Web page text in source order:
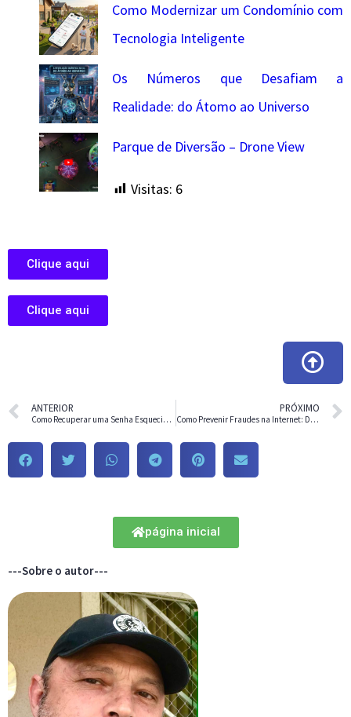
Como Modernizar um Condomínio com
Tecnologia Inteligente
Os Números que Desafiam a
Realidade: do Átomo ao Universo
Parque de Diversão – Drone View
Visitas: 6
Clique aqui
Clique aqui
ANTERIOR
Como Recuperar uma Senha Esquecida do Google
PRÓXIMO
Como Prevenir Fraudes na Internet: Dicas para uma Navegação Segura
página inicial
---Sobre o autor---